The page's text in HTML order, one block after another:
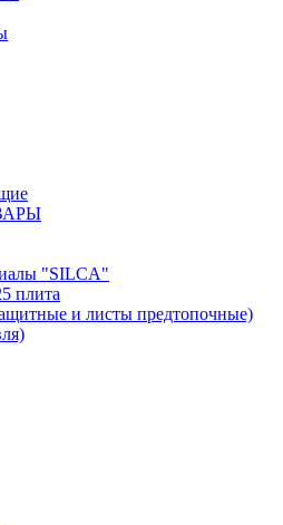
"SILCA"
плита
и листы предтопочные)